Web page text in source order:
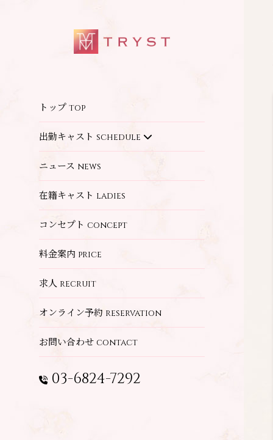
トップ top
出勤キャスト schedule
ニュース news
在籍キャスト ladies
コンセプト concept
料金案内 price
求人 recruit
オンライン予約 reservation
お問い合わせ contact
03-6824-7292